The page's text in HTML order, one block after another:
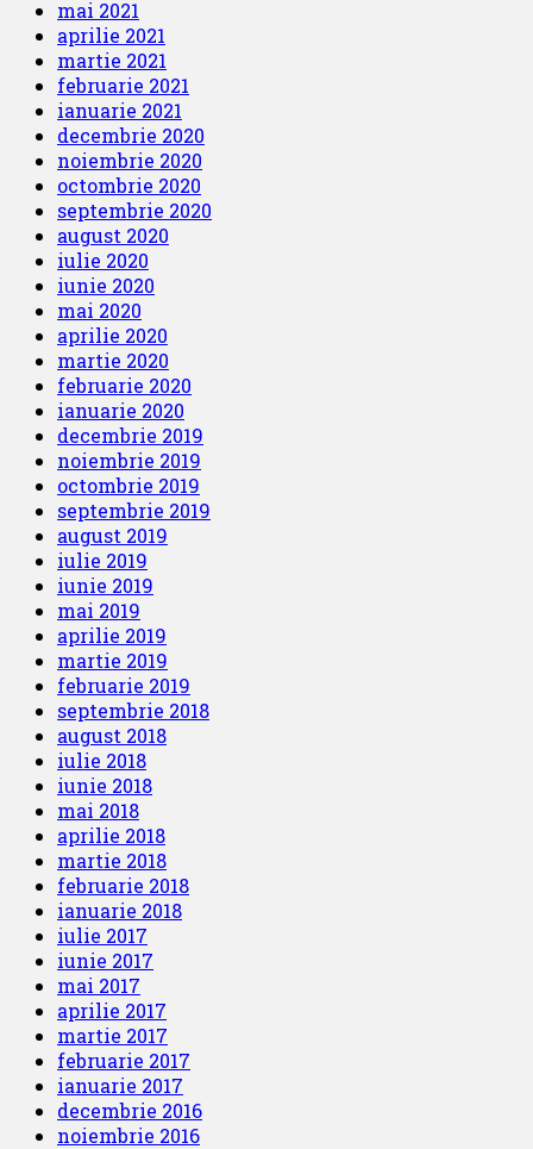
mai 2021
aprilie 2021
martie 2021
februarie 2021
ianuarie 2021
decembrie 2020
noiembrie 2020
octombrie 2020
septembrie 2020
august 2020
iulie 2020
iunie 2020
mai 2020
aprilie 2020
martie 2020
februarie 2020
ianuarie 2020
decembrie 2019
noiembrie 2019
octombrie 2019
septembrie 2019
august 2019
iulie 2019
iunie 2019
mai 2019
aprilie 2019
martie 2019
februarie 2019
septembrie 2018
august 2018
iulie 2018
iunie 2018
mai 2018
aprilie 2018
martie 2018
februarie 2018
ianuarie 2018
iulie 2017
iunie 2017
mai 2017
aprilie 2017
martie 2017
februarie 2017
ianuarie 2017
decembrie 2016
noiembrie 2016